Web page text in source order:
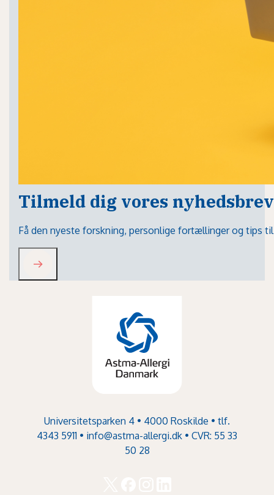
Tilmeld dig vores nyhedsbrev
Få den nyeste forskning, personlige fortællinger og tips
Universitetsparken 4 • 4000 Roskilde • tlf.
4343 5911 • info@astma-allergi.dk • CVR: 55 33
50 28